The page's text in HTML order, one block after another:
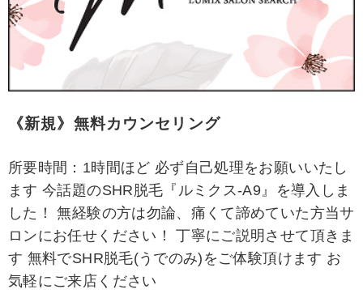
《新規》無料カウンセリング
所要時間：1時間ほど 必ず自己処理をお願いいたし
ます 今話題のSHR脱毛『ルミクス-A9』を導入しま
した！ 無経験の方は勿論、痛くて諦めていた方当サ
ロンにお任せください！ 丁寧にご説明させて頂きま
す 無料でSHR脱毛(うでのみ)をご体験頂けます お
気軽にご来店ください